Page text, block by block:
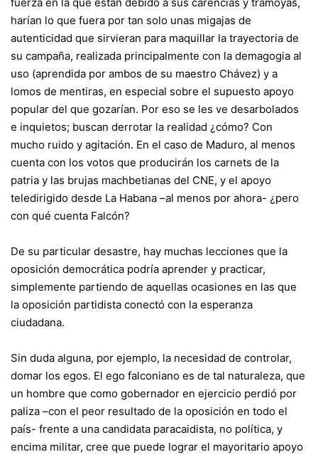
harían lo que fuera por tan solo unas migajas de
autenticidad que sirvieran para maquillar la trayectoria de
su campaña, realizada principalmente con la demagogia al
uso (aprendida por ambos de su maestro Chávez) y a
lomos de mentiras, en especial sobre el supuesto apoyo
popular del que gozarían. Por eso se les ve desarbolados
e inquietos; buscan derrotar la realidad ¿cómo? Con
mucho ruido y agitación. En el caso de Maduro, al menos
cuenta con los votos que producirán los carnets de la
patria y las brujas machbetianas del CNE, y el apoyo
teledirigido desde La Habana –al menos por ahora- ¿pero
con qué cuenta Falcón?
De su particular desastre, hay muchas lecciones que la
oposición democrática podría aprender y practicar,
simplemente partiendo de aquellas ocasiones en las que
la oposición partidista conectó con la esperanza
ciudadana.
Sin duda alguna, por ejemplo, la necesidad de controlar,
domar los egos. El ego falconiano es de tal naturaleza, que
un hombre que como gobernador en ejercicio perdió por
paliza –con el peor resultado de la oposición en todo el
país- frente a una candidata paracaidista, no política, y
encima militar, cree que puede lograr el mayoritario apoyo